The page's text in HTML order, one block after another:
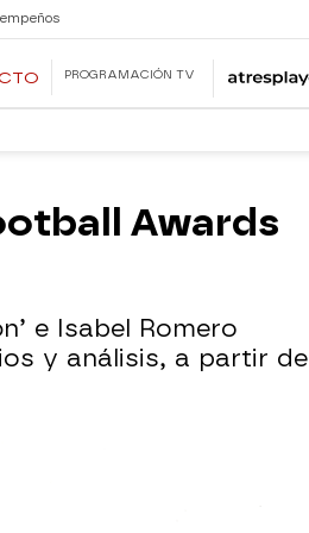
PROGRAMACIÓN TV
Awards
e Isabel Romero
y análisis, a partir de